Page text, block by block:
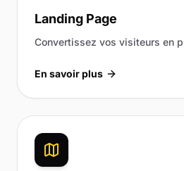
Landing Page
Convertissez vos visiteurs en
En savoir plus